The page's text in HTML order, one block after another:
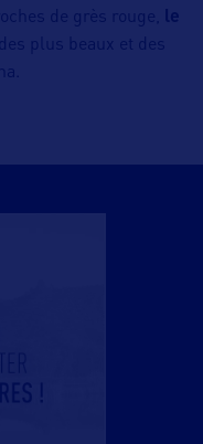
de grès rouge,
le
plus beaux et des